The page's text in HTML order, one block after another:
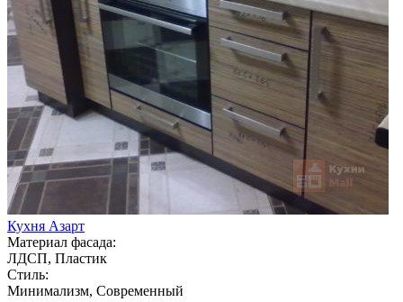
Кухня Азарт
Материал фасада:
ЛДСП, Пластик
Стиль:
Минимализм, Современный